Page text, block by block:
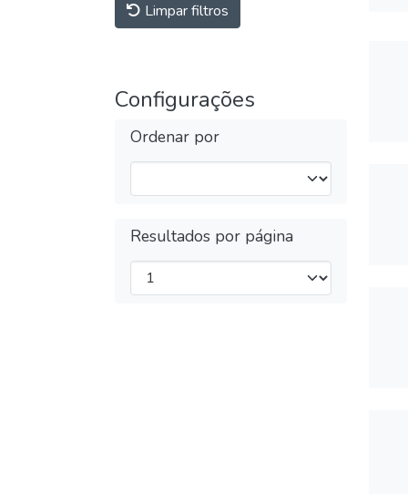
Limpar filtros
Configurações
Ordenar por
Resultados por página